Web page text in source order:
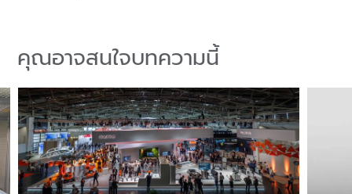
คุณอาจสนใจบทความนี้